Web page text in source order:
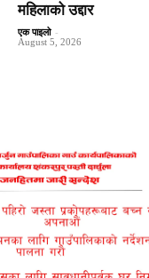
महिलाको उद्दार
एक पाइलो -
August 5, 2026